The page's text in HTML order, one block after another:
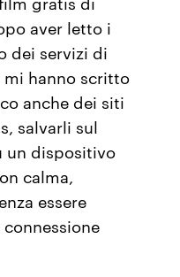
aver letto i
dei servizi di
hanno scritto
anche dei siti
salvarli sul
un dispositivo
calma,
essere